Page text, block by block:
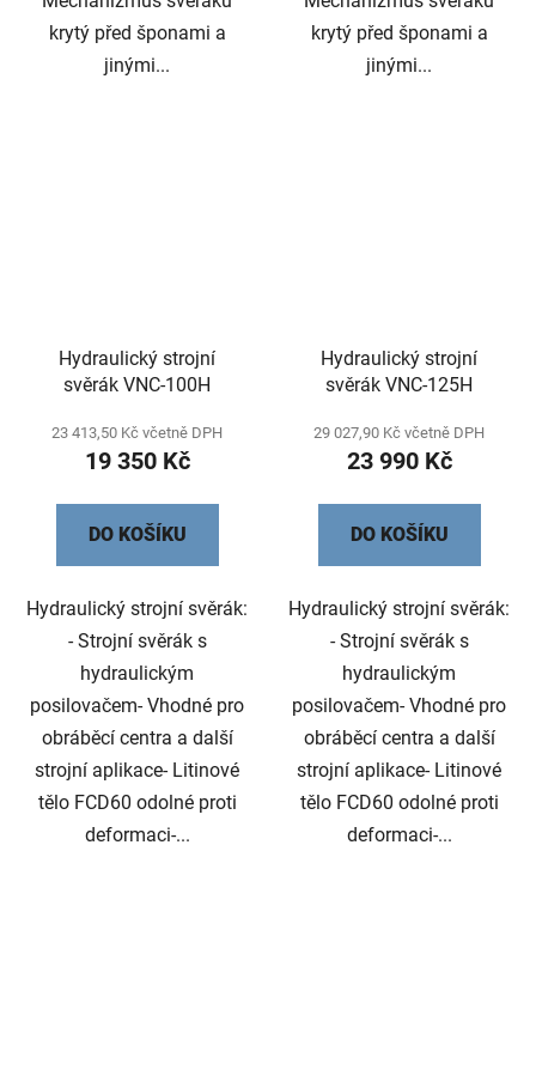
krytý před šponami a
jinými...
krytý před šponami a
jinými...
Hydraulický strojní
svěrák VNC-100H
23 413,50 Kč včetně DPH
19 350 Kč
DO KOŠÍKU
Hydraulický strojní svěrák:
- Strojní svěrák s
hydraulickým
posilovačem- Vhodné pro
obráběcí centra a další
strojní aplikace- Litinové
tělo FCD60 odolné proti
deformaci-...
Hydraulický strojní
svěrák VNC-125H
29 027,90 Kč včetně DPH
23 990 Kč
DO KOŠÍKU
Hydraulický strojní svěrák:
- Strojní svěrák s
hydraulickým
posilovačem- Vhodné pro
obráběcí centra a další
strojní aplikace- Litinové
tělo FCD60 odolné proti
deformaci-...